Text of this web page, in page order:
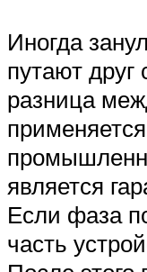
Иногда
путают друг
разница
является
Если фаза
часть